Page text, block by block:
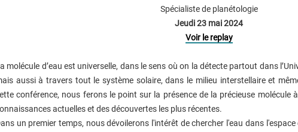
Spécialiste de planétologie
Jeudi 23 mai 2024
Voir le replay
molécule d’eau est universelle, dans le sens où on la détecte partout dans
aussi à travers tout le système solaire, dans le milieu interstellaire et
conférence, nous ferons le point sur la présence de la précieuse molécule
actuelles et des découvertes les plus récentes.
un premier temps, nous dévoilerons l'intérêt de chercher l'eau dans